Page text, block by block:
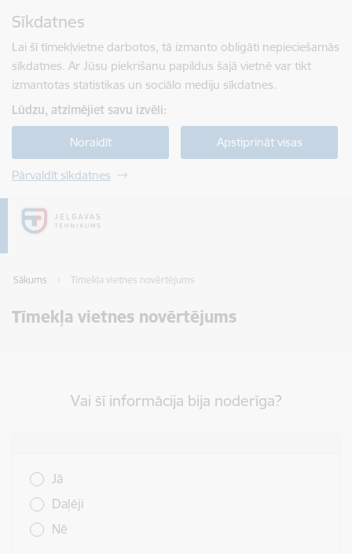
Sīkdatnes
Lai šī tīmekļvietne darbotos, tā izmanto obligāti nepieciešamās
sīkdatnes. Ar Jūsu piekrišanu papildus šajā vietnē var tikt
izmantotas statistikas un sociālo mediju sīkdatnes.
Lūdzu, atzīmējiet savu izvēli:
Noraidīt Apstiprināt visas
Pārvaldīt sīkdatnes
Sākums Tīmekļa vietnes novērtējums
Tīmekļa vietnes novērtējums
Vai šī informācija bija noderīga?
Jā
Daļēji
Nē